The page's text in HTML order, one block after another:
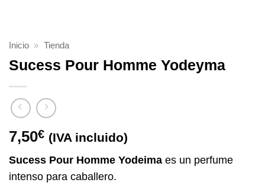
Inicio » Tienda
Sucess Pour Homme Yodeyma
7,50€ (IVA incluido)
Sucess Pour Homme Yodeima es un perfume
intenso para caballero.